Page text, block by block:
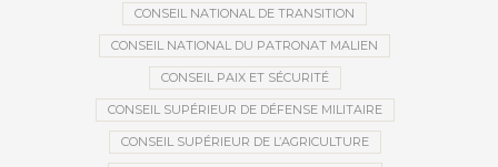
CONSEIL NATIONAL DE TRANSITION
CONSEIL NATIONAL DU PATRONAT MALIEN
CONSEIL PAIX ET SÉCURITÉ
CONSEIL SUPÉRIEUR DE DÉFENSE MILITAIRE
CONSEIL SUPÉRIEUR DE L’AGRICULTURE